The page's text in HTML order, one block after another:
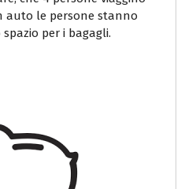
auto le persone stanno
per i bagagli.